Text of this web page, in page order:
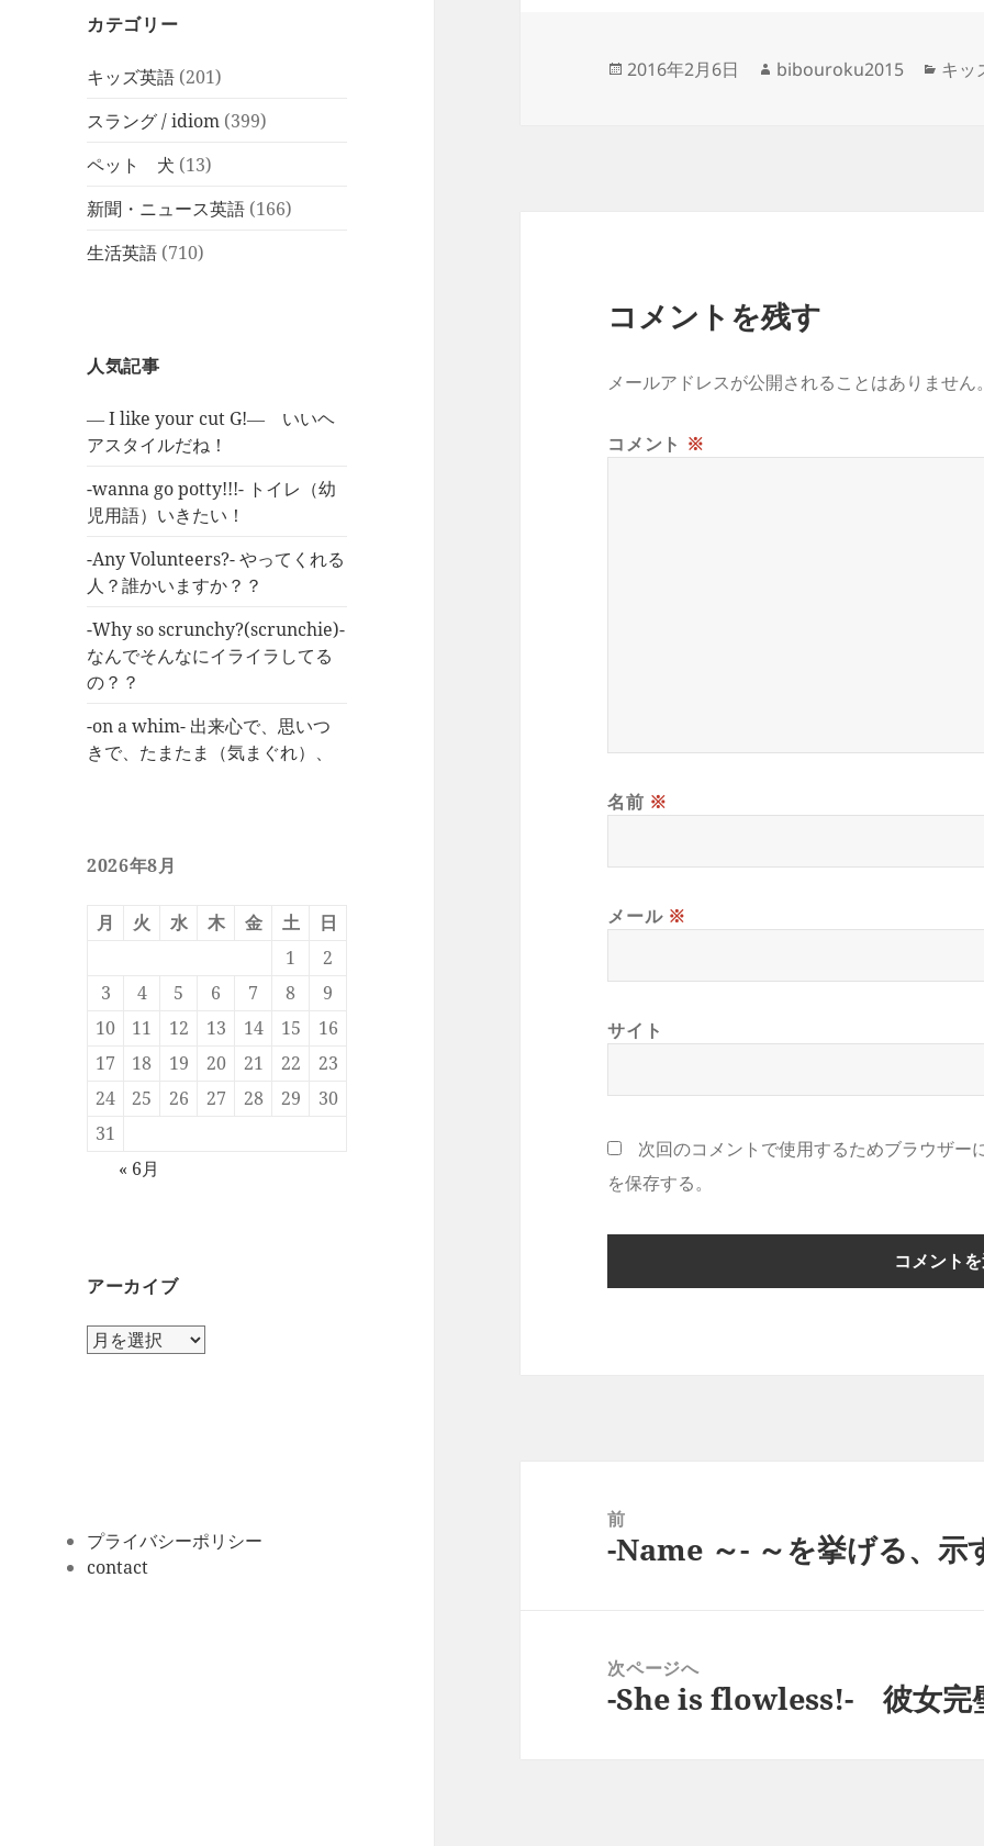
カテゴリー
キッズ英語 (201)
スラング / idiom (399)
ペット 犬 (13)
新聞・ニュース英語 (166)
生活英語 (710)
人気記事
― I like your cut G!― いいヘ
アスタイルだね！
-wanna go potty!!!- トイレ（幼
児用語）いきたい！
-Any Volunteers?- やってくれる
人？誰かいますか？？
-Why so scrunchy?(scrunchie)-
なんでそんなにイライラしてる
の？？
-on a whim- 出来心で、思いつ
きで、たまたま（気まぐれ）、
2026年8月
月 火 水 木 金 土
日
1
2
3
4 5 6 7 8
9
10
11 12 13 14 15
16
17
18 19 20 21 22
23
24
25 26 27 28 29
30
31
« 6月
アーカイブ
ア
プライバシーポリシー
contact
投
2016年2月6日
作
bibouroku2015
カ
キッ
コメントを残す
メールアドレスが公開されることはありません。
コメント ※
名前 ※
メール ※
サイト
次回のコメントで使用するためブラウザー
を保存する。
前
前
-Name ～- ～を挙げる、示
次ページへ
次
-She is flowless!- 彼女完